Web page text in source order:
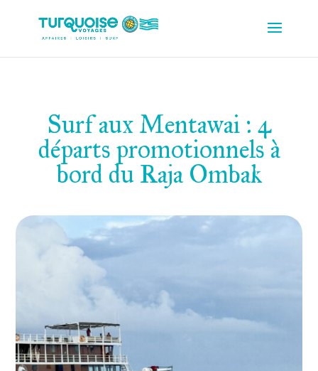
Surf aux Mentawai : 4
départs promotionnels à
bord du Raja Ombak